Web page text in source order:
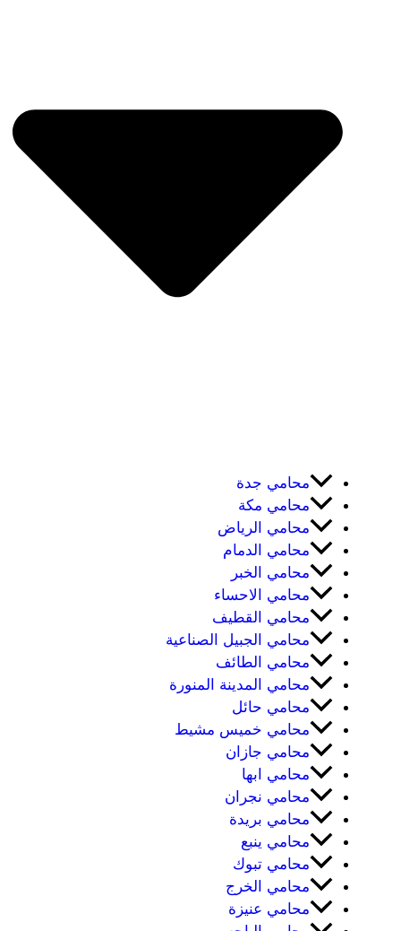
محامي جدة
محامي مكة
محامي الرياض
محامي الدمام
محامي الخبر
محامي الاحساء
محامي القطيف
محامي الجبيل الصناعية
محامي الطائف
محامي المدينة المنورة
محامي حائل
محامي خميس مشيط
محامي جازان
محامي ابها
محامي نجران
محامي بريدة
محامي ينبع
محامي تبوك
محامي الخرج
محامي عنيزة